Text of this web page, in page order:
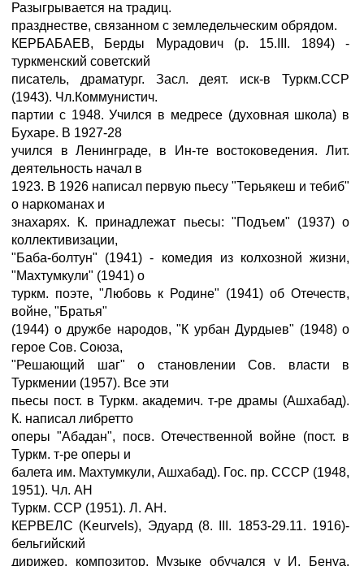
Разыгрывается на традиц.
празднестве, связанном с земледельческим обрядом.
КЕРБАБАЕВ, Берды Мурадович (р. 15.III. 1894) -
туркменский советский
писатель, драматург. Засл. деят. иск-в Туркм.ССР
(1943). Чл.Коммунистич.
партии с 1948. Учился в медресе (духовная школа) в
Бухаре. В 1927-28
учился в Ленинграде, в Ин-те востоковедения. Лит.
деятельность начал в
1923. В 1926 написал первую пьесу "Терьякеш и тебиб"
о наркоманах и
знахарях. К. принадлежат пьесы: "Подъем" (1937) о
коллективизации,
"Баба-болтун" (1941) - комедия из колхозной жизни,
"Махтумкули" (1941) о
туркм. поэте, "Любовь к Родине" (1941) об Отечеств,
войне, "Братья"
(1944) о дружбе народов, "К урбан Дурдыев" (1948) о
герое Сов. Союза,
"Решающий шаг" о становлении Сов. власти в
Туркмении (1957). Все эти
пьесы пост. в Туркм. академич. т-ре драмы (Ашхабад).
К. написал либретто
оперы "Абадан", посв. Отечественной войне (пост. в
Туркм. т-ре оперы и
балета им. Махтумкули, Ашхабад). Гос. пр. СССР (1948,
1951). Чл. АН
Туркм. ССР (1951). Л. АН.
КЕРВЕЛС (Keurvels), Эдуард (8. III. 1853-29.11. 1916)-
бельгийский
дирижер, композитор. Музыке обучался у И. Бенуа.